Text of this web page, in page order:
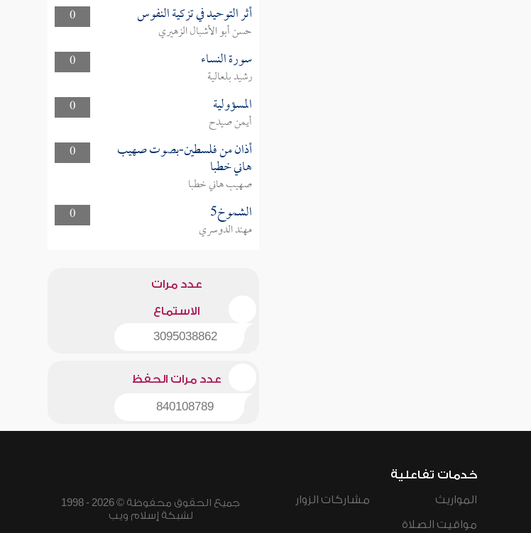
0
أثر التوحيد في تزكية النفوس
حسن أبو الأشبال الزهيري
0
سورة النساء
رشيد بلعالية
0
المسؤولية
أيمن صيدح
0
أذان من فلسطين-بصوت صهيب
هاني خطبا
صهيب هاني خطبا
0
الشموخ5
مهند الدوسري
عدد مرات
الاستماع
3095038862
عدد مرات الحفظ
840108789
خدمات تفاعلية
المواريث
مواقيت الصلاة
مشاركات الزوار
جميع الحقوق محفوظة © 2026 - 1998
لشبكة إسلام ويب